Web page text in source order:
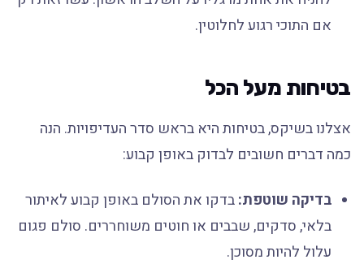
אם התוכי רגוע לחלוטין.
בטיחות מעל הכל
אצלנו בשיקס, בטיחות היא בראש סדר העדיפויות. הנה
כמה דברים חשובים לבדוק באופן קבוע:
בדיקה שוטפת:בדקו את הסולם באופן קבוע לאיתור
בלאי, סדקים, שבבים או חוטים משוחררים. סולם פגום
עלול להיות מסוכן.